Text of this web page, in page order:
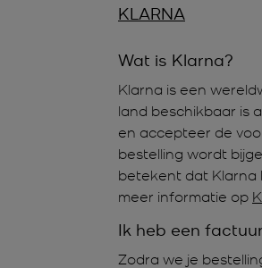
KLARNA
Wat is Klarna?
Klarna is een
land beschikbaar is
en accepteer de
bestelling wordt
betekent dat Klarna
meer informatie op
Ik heb een
Zodra we je